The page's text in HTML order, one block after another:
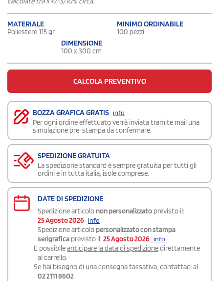
MATERIALE
Poliestere 115 gr
MINIMO ORDINABILE
100 pezzi
DIMENSIONE
100 x 300 cm
CALCOLA PREVENTIVO
BOZZA GRAFICA GRATIS info
Per ogni ordine effettuato verrà inviata tramite mail una
simulazione pre-stampa da confermare.
SPEDIZIONE GRATUITA
La spedizione standard è sempre gratuita per tutti gli
ordini e in tutta italia, isole comprese.
DATE DI SPEDIZIONE
Spedizione articolo non personalizzato previsto il:
25 Agosto 2026 info
Spedizione articolo personalizzato con stampa
serigrafica previsto il: 25 Agosto 2026 info
É possibileanticipare la data di spedizionedirettamente
al carrello.
Se hai bisogno di una consegnatassativa, contattaci al:
02 2111 8602